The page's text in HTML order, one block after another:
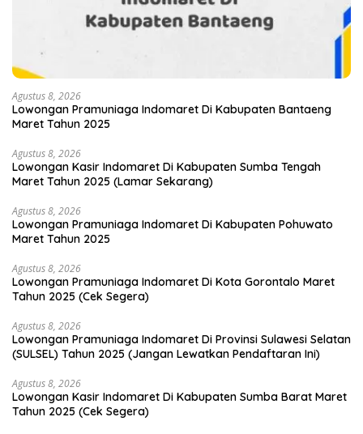
Agustus 8, 2026
Lowongan Pramuniaga Indomaret Di Kabupaten Bantaeng
Maret Tahun 2025
Agustus 8, 2026
Lowongan Kasir Indomaret Di Kabupaten Sumba Tengah
Maret Tahun 2025 (Lamar Sekarang)
Agustus 8, 2026
Lowongan Pramuniaga Indomaret Di Kabupaten Pohuwato
Maret Tahun 2025
Agustus 8, 2026
Lowongan Pramuniaga Indomaret Di Kota Gorontalo Maret
Tahun 2025 (Cek Segera)
Agustus 8, 2026
Lowongan Pramuniaga Indomaret Di Provinsi Sulawesi Selatan
(SULSEL) Tahun 2025 (Jangan Lewatkan Pendaftaran Ini)
Agustus 8, 2026
Lowongan Kasir Indomaret Di Kabupaten Sumba Barat Maret
Tahun 2025 (Cek Segera)